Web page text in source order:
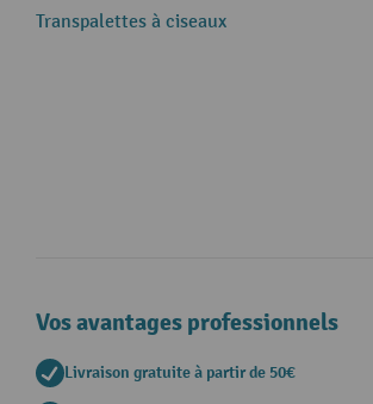
Transpalettes à ciseaux
Vos avantages professionnels
Livraison gratuite à partir de 50€